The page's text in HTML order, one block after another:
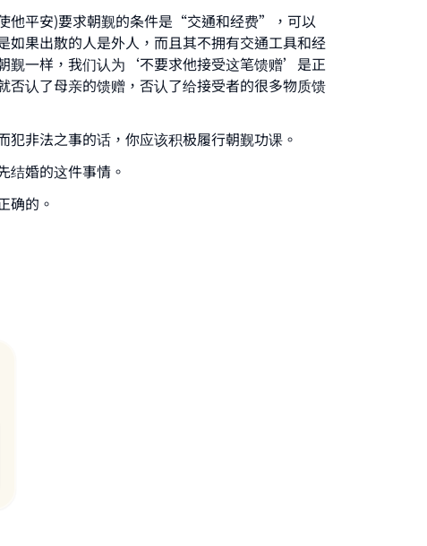
他平安)要求朝觐的条件是“交通和经费”，可以
如果出散的人是外人，而且其不拥有交通工具和经
觐一样，我们认为‘不要求他接受这笔馈赠’是正
否认了母亲的馈赠，否认了给接受者的很多物质馈
非法之事的话，你应该积极履行朝觐功课。
结婚的这件事情。
确的。